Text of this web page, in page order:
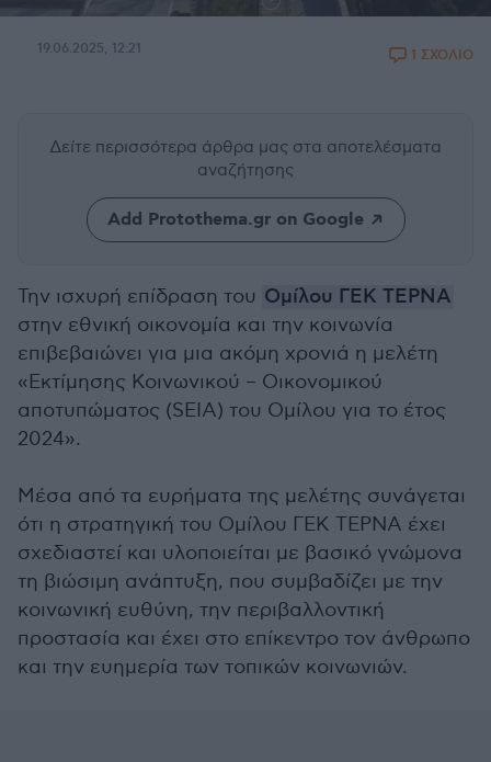
19.06.2025, 12:21 1 ΣΧΟΛΙΟ
Δείτε περισσότερα άρθρα μας στα αποτελέσματα
αναζήτησης
Add Protothema.gr on Google
Την ισχυρή επίδραση του Ομίλου ΓΕΚ ΤΕΡΝΑ
στην εθνική οικονομία και την κοινωνία
επιβεβαιώνει για μια ακόμη χρονιά η μελέτη
«Εκτίμησης Κοινωνικού – Οικονομικού
αποτυπώματος (SEIA) του Ομίλου για το έτος
2024».
Μέσα από τα ευρήματα της μελέτης συνάγεται
ότι η στρατηγική του Ομίλου ΓΕΚ ΤΕΡΝΑ έχει
σχεδιαστεί και υλοποιείται με βασικό γνώμονα
τη βιώσιμη ανάπτυξη, που συμβαδίζει με την
κοινωνική ευθύνη, την περιβαλλοντική
προστασία και έχει στο επίκεντρο τον άνθρωπο
και την ευημερία των τοπικών κοινωνιών.